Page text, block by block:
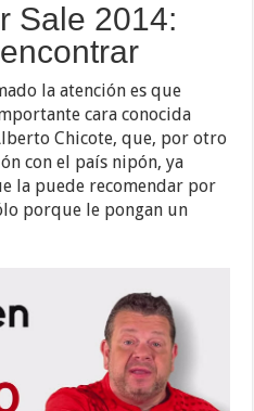
Sale 2014:
la atención es que
cara conocida
Chicote, que, por otro
con el país nipón, ya
la puede recomendar por
porque le pongan un